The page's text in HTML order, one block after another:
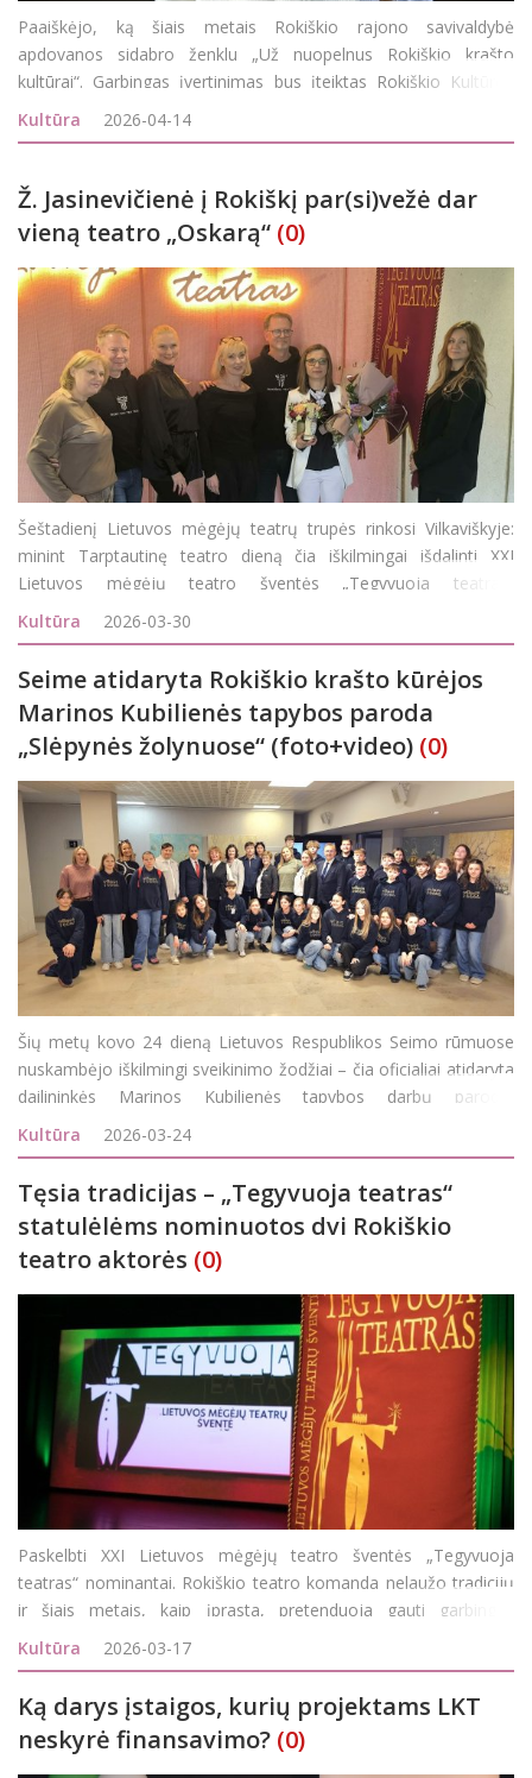
Paaiškėjo, ką šiais metais Rokiškio rajono savivaldybė
apdovanos sidabro ženklu „Už nuopelnus Rokiškio krašto
kultūrai“. Garbingas įvertinimas bus įteiktas Rokiškio Kultūros
centro folkloro ansamblio „Gastauta“ vadovei Nidai Lungienei
Kultūra 2026-04-14
Ž. Jasinevičienė į Rokiškį par(si)vežė dar
vieną teatro „Oskarą“ (0)
Šeštadienį Lietuvos mėgėjų teatrų trupės rinkosi Vilkaviškyje:
minint Tarptautinę teatro dieną čia iškilmingai išdalinti XXI
Lietuvos mėgėjų teatro šventės „Tegyvuoja teatras“
apdovanojimai, aktorių prilyginami net Holivudiniems
Kultūra 2026-03-30
Seime atidaryta Rokiškio krašto kūrėjos
Marinos Kubilienės tapybos paroda
„Slėpynės žolynuose“ (foto+video) (0)
Šių metų kovo 24 dieną Lietuvos Respublikos Seimo rūmuose
nuskambėjo iškilmingi sveikinimo žodžiai – čia oficialiai atidaryta
dailininkės Marinos Kubilienės tapybos darbų paroda,
intriguojančiu pavadinimu „Slėpynės žolynuose“. Gamta, spalvų
Kultūra 2026-03-24
Tęsia tradicijas – „Tegyvuoja teatras“
statulėlėms nominuotos dvi Rokiškio
teatro aktorės (0)
Paskelbti XXI Lietuvos mėgėjų teatro šventės „Tegyvuoja
teatras“ nominantai. Rokiškio teatro komanda nelaužo tradicijų
ir šiais metais, kaip įprasta, pretenduoja gauti garbingus
įvertinimus: ryškiausio epizodinio ir ryškiausios moters vaidmenų
Kultūra 2026-03-17
Ką darys įstaigos, kurių projektams LKT
neskyrė finansavimo? (0)